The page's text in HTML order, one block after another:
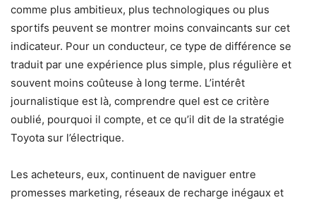
comme plus ambitieux, plus technologiques ou plus
sportifs peuvent se montrer moins convaincants sur cet
indicateur. Pour un conducteur, ce type de différence se
traduit par une expérience plus simple, plus régulière et
souvent moins coûteuse à long terme. L’intérêt
journalistique est là, comprendre quel est ce critère
oublié, pourquoi il compte, et ce qu’il dit de la stratégie
Toyota sur l’électrique.
Les acheteurs, eux, continuent de naviguer entre
promesses marketing, réseaux de recharge inégaux et